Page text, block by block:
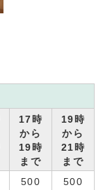
17時
から
19時
まで
19時
から
21時
まで
500
500